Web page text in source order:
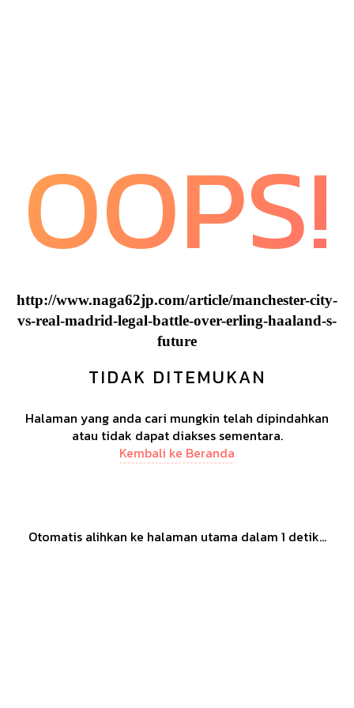
OOPS!
http://www.naga62jp.com/article/manchester-city-
vs-real-madrid-legal-battle-over-erling-haaland-s-
future
TIDAK DITEMUKAN
Halaman yang anda cari mungkin telah dipindahkan
atau tidak dapat diakses sementara.
Kembali ke Beranda
Otomatis alihkan ke halaman utama dalam 1 detik...